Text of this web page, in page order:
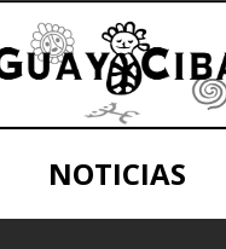
NOTICIAS